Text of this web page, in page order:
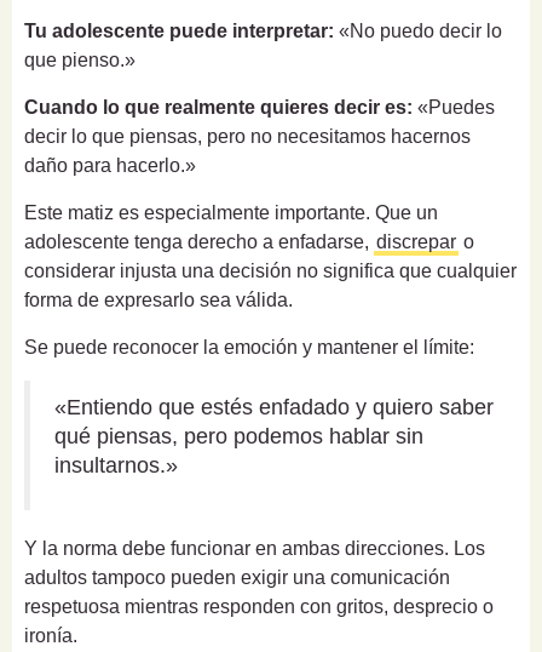
Tu adolescente puede interpretar: «No puedo decir lo
que pienso.»
Cuando lo que realmente quieres decir es: «Puedes
decir lo que piensas, pero no necesitamos hacernos
daño para hacerlo.»
Este matiz es especialmente importante. Que un
adolescente tenga derecho a enfadarse, discrepar o
considerar injusta una decisión no significa que cualquier
forma de expresarlo sea válida.
Se puede reconocer la emoción y mantener el límite:
«Entiendo que estés enfadado y quiero saber
qué piensas, pero podemos hablar sin
insultarnos.»
Y la norma debe funcionar en ambas direcciones. Los
adultos tampoco pueden exigir una comunicación
respetuosa mientras responden con gritos, desprecio o
ironía.